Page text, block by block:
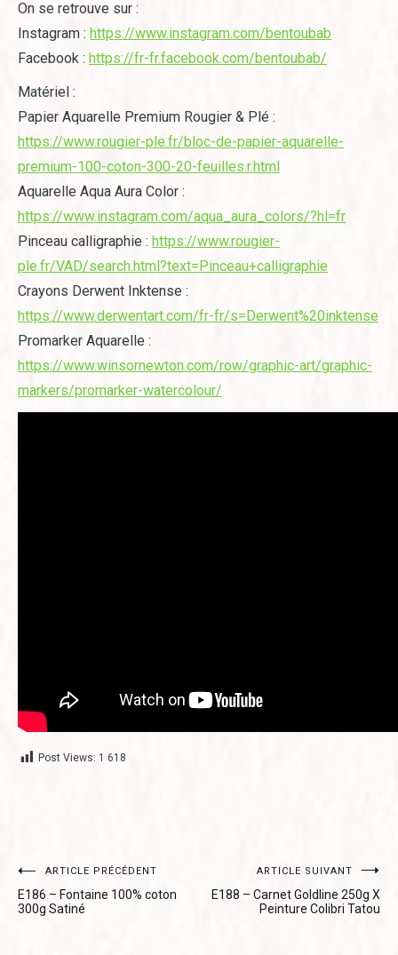
On se retrouve sur :
Instagram : https://www.instagram.com/bentoubab
Facebook : https://fr-fr.facebook.com/bentoubab/
Matériel :
Papier Aquarelle Premium Rougier & Plé :
https://www.rougier-ple.fr/bloc-de-papier-aquarelle-
premium-100-coton-300-20-feuilles.r.html
Aquarelle Aqua Aura Color :
https://www.instagram.com/aqua_aura_colors/?hl=fr
Pinceau calligraphie : https://www.rougier-
ple.fr/VAD/search.html?text=Pinceau+calligraphie
Crayons Derwent Inktense :
https://www.derwentart.com/fr-fr/s=Derwent%20inktense
Promarker Aquarelle :
https://www.winsornewton.com/row/graphic-art/graphic-
markers/promarker-watercolour/
Post Views: 1 618
Navigation
de
ARTICLE PRÉCÉDENT
E186 – Fontaine 100% coton
300g Satiné
ARTICLE SUIVANT
E188 – Carnet Goldline 250g X
Peinture Colibri Tatou